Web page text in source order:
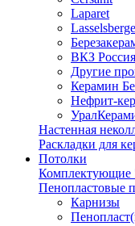
Laparet
ВКЗ Россия
Другие
Керамин
Нефрит-
Настенная
Раскладки для
Потолки
Комплектующие
Пенопластовые
Карнизы